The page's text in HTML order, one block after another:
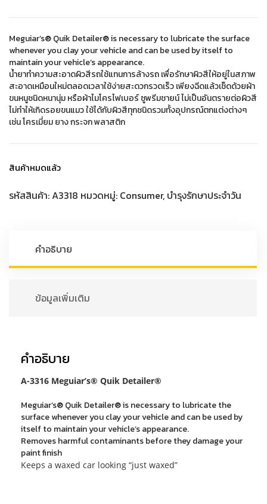
Meguiar’s® Quik Detailer® is necessary to lubricate the surface
whenever you clay your vehicle and can be used by itself to
maintain your vehicle’s appearance.
น้ำยาทำความสะอาดผิวสีรถใช้แทนการล้างรถ เพื่อรักษาผิวสีให้อยู่ในสภาพ
สะอาดเหมือนใหม่ตลอดเวลาใช้ง่ายสะดวกรวดเร็ว เพียงฉีดแล้วเช็ดด้วยผ้า
ขนหนูชนิดหนานุ่ม หรือผ้าไมโครไฟเบอร์ ซูพรีมชายน์ ไม่เป็นอันตรายต่อผิวสี
ไม่ทำให้เกิดรอยขนแมว ใช้ได้กับผิวสีทุกชนิดรวมทั้งอุปกรณ์ตกแต่งต่างๆ
เช่น โครเมี่ยม ยาง กระจก พลาสติก
สินค้าหมดแล้ว
รหัสสินค้า:A3318 หมวดหมู่: Consumer, บำรุงรักษาประจำวัน
คำอธิบาย
ข้อมูลเพิ่มเติม
คำอธิบาย
A-3316 Meguiar’s® Quik Detailer®
Meguiar’s® Quik Detailer® is necessary to lubricate the
surface whenever you clay your vehicle and can be used by
itself to maintain your vehicle’s appearance.
Removes harmful contaminants before they damage your
paint finish
Keeps a waxed car looking “just waxed”